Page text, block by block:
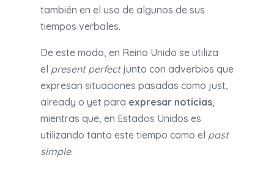
también en el uso de algunos de sus
tiempos verbales.
De este modo, en Reino Unido se utiliza
el present perfect junto con adverbios que
expresan situaciones pasadas como just,
already o yet para expresar noticias,
mientras que, en Estados Unidos es
utilizando tanto este tiempo como el past
simple.